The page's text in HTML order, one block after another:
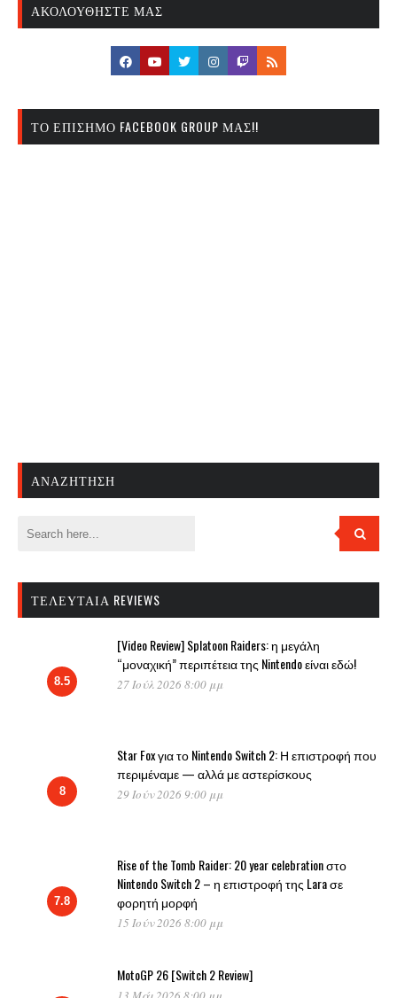
ΑΚΟΛΟΥΘΉΣΤΕ ΜΑΣ
ΤΟ ΕΠΊΣΗΜΟ FACEBOOK GROUP ΜΑΣ!!
ΑΝΑΖΉΤΗΣΗ
ΤΕΛΕΥΤΑΊΑ REVIEWS
8.5
[Video Review] Splatoon Raiders: η μεγάλη
“μοναχική” περιπέτεια της Nintendo είναι εδώ!
27 Ιούλ 2026 8:00 μμ
8
Star Fox για το Nintendo Switch 2: Η επιστροφή που
περιμέναμε — αλλά με αστερίσκους
29 Ιούν 2026 9:00 μμ
7.8
Rise of the Tomb Raider: 20 year celebration στο
Nintendo Switch 2 – η επιστροφή της Lara σε
φορητή μορφή
15 Ιούν 2026 8:00 μμ
MotoGP 26 [Switch 2 Review]